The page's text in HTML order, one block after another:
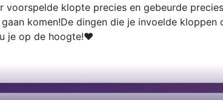
klopte precies en gebeurde
komen!De dingen die je invoelde kloppen
je op de hoogte!❤️